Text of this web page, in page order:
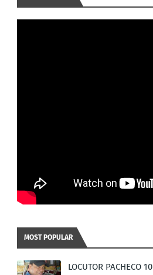
MOST POPULAR
LOCUTOR PACHECO 10